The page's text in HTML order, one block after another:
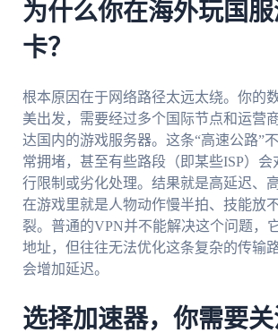
为什么你在海外玩国
卡？
根本原因在于网络路径太远太绕。你的
美出发，需要经过多个国际节点和运营
达国内的游戏服务器。这条“高速公路”
常拥堵，甚至有些路段（即某些ISP）会
行限制或劣化处理。结果就是高延迟、
在游戏里就是人物动作慢半拍、技能放
裂。普通的VPN并不能解决这个问题，
地址，但往往无法优化这条复杂的传输
会增加延迟。
选择加速器，你需要